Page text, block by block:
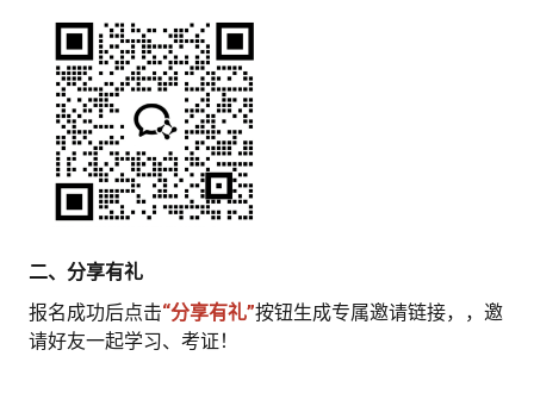
动
关
注
能
我
更
二、分享有礼
报名成功后点击“分享有礼”按钮生成专属邀请链接，，邀
请好友一起学习、考证！